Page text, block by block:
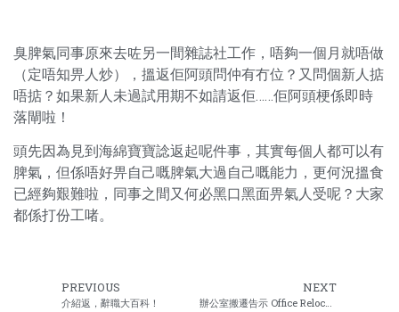
臭脾氣同事原來去咗另一間雜誌社工作，唔夠一個月就唔做
（定唔知畀人炒），搵返佢阿頭問仲有冇位？又問個新人掂
唔掂？如果新人未過試用期不如請返佢……佢阿頭梗係即時
落閘啦！
頭先因為見到海綿寶寶諗返起呢件事，其實每個人都可以有
脾氣，但係唔好畀自己嘅脾氣大過自己嘅能力，更何況搵食
已經夠艱難啦，同事之間又何必黑口黑面畀氣人受呢？大家
都係打份工啫。
PREVIOUS
介紹返，辭職大百科！
NEXT
辦公室搬遷告示 Office Relocation Notice